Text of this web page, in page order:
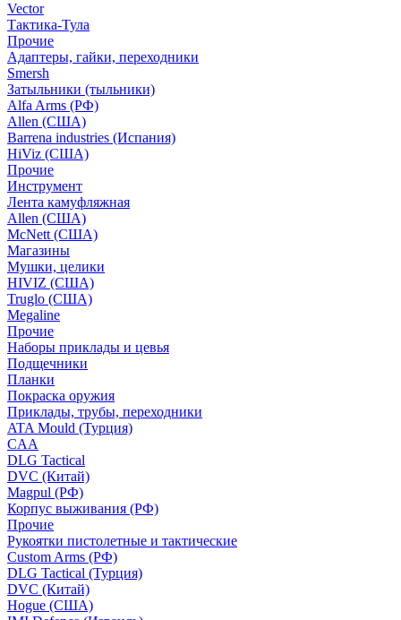
Vector
Тактика-Тула
Прочие
Адаптеры, гайки, переходники
Smersh
Затыльники (тыльники)
Alfa Arms (РФ)
Allen (США)
Barrena industries (Испания)
HiViz (США)
Прочие
Инструмент
Лента камуфляжная
Allen (США)
McNett (США)
Магазины
Мушки, целики
HIVIZ (США)
Truglo (США)
Megaline
Прочие
Наборы приклады и цевья
Подщечники
Планки
Покраска оружия
Приклады, трубы, переходники
ATA Mould (Турция)
CAA
DLG Tactical
DVC (Китай)
Magpul (РФ)
Корпус выживания (РФ)
Прочие
Рукоятки пистолетные и тактические
Custom Arms (РФ)
DLG Tactical (Турция)
DVC (Китай)
Hogue (США)